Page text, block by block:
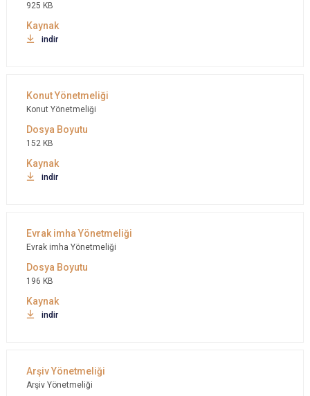
925 KB
indir
Konut Yönetmeliği
152 KB
indir
Evrak imha Yönetmeliği
196 KB
indir
Arşiv Yönetmeliği